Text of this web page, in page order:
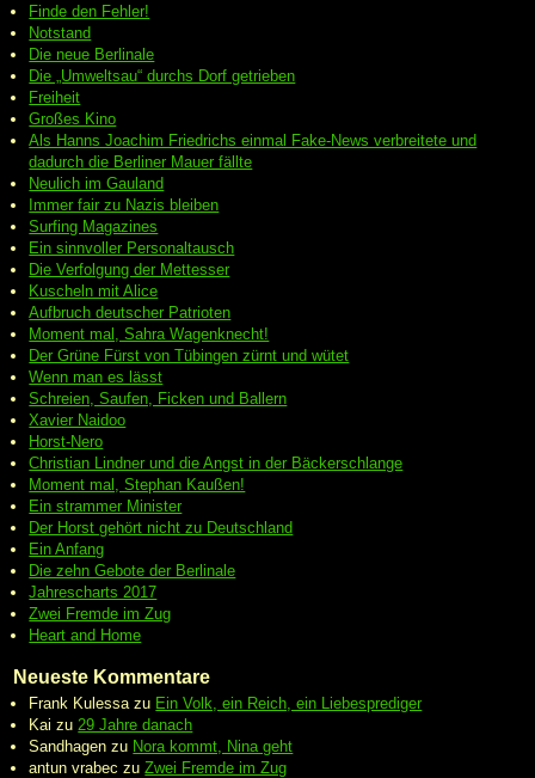
Finde den Fehler!
Notstand
Die neue Berlinale
Die „Umweltsau“ durchs Dorf getrieben
Freiheit
Großes Kino
Als Hanns Joachim Friedrichs einmal Fake-News verbreitete und
dadurch die Berliner Mauer fällte
Neulich im Gauland
Immer fair zu Nazis bleiben
Surfing Magazines
Ein sinnvoller Personaltausch
Die Verfolgung der Mettesser
Kuscheln mit Alice
Aufbruch deutscher Patrioten
Moment mal, Sahra Wagenknecht!
Der Grüne Fürst von Tübingen zürnt und wütet
Wenn man es lässt
Schreien, Saufen, Ficken und Ballern
Xavier Naidoo
Horst-Nero
Christian Lindner und die Angst in der Bäckerschlange
Moment mal, Stephan Kaußen!
Ein strammer Minister
Der Horst gehört nicht zu Deutschland
Ein Anfang
Die zehn Gebote der Berlinale
Jahrescharts 2017
Zwei Fremde im Zug
Heart and Home
Neueste Kommentare
Frank Kulessa zu Ein Volk, ein Reich, ein Liebesprediger
Kai zu 29 Jahre danach
Sandhagen zu Nora kommt, Nina geht
antun vrabec zuZwei Fremde im Zug